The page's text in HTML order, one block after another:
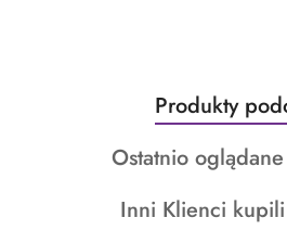
Pomiń karuzelę produktów
Produkty
o
statusie:
Produkty
Produkty
statusie:
Ostatnio
Produkty
Inni Klienci